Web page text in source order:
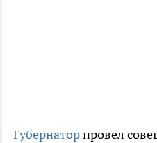
Губернаторпровел